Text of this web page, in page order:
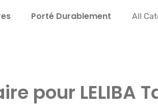
Porté Durable­ment All
pour LELIBA